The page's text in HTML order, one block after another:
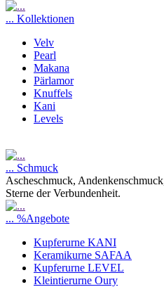
... Kollektionen
Velv
Pearl
Makana
Pärlamor
Knuffels
Kani
Levels
... Schmuck
Ascheschmuck,
Sterne der Verbundenheit.
... %Angebote
Kupferurne KANI
Keramikurne SAFAA
Kupferurne LEVEL
Kleintierurne Oury